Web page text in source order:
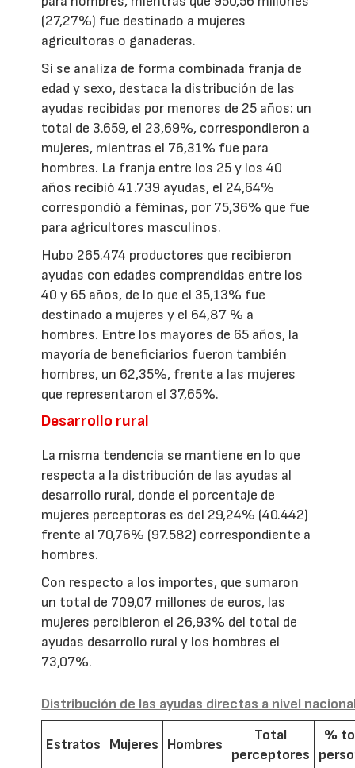
(27,27%) fue destinado a mujeres
agricultoras o ganaderas.
Si se analiza de forma combinada franja de
edad y sexo, destaca la distribución de las
ayudas recibidas por menores de 25 años: un
total de 3.659, el 23,69%, correspondieron a
mujeres, mientras el 76,31% fue para
hombres. La franja entre los 25 y los 40
años recibió 41.739 ayudas, el 24,64%
correspondió a féminas, por 75,36% que fue
para agricultores masculinos.
Hubo 265.474 productores que recibieron
ayudas con edades comprendidas entre los
40 y 65 años, de lo que el 35,13% fue
destinado a mujeres y el 64,87 % a
hombres. Entre los mayores de 65 años, la
mayoría de beneficiarios fueron también
hombres, un 62,35%, frente a las mujeres
que representaron el 37,65%.
Desarrollo rural
La misma tendencia se mantiene en lo que
respecta a la distribución de las ayudas al
desarrollo rural, donde el porcentaje de
mujeres perceptoras es del 29,24% (40.442)
frente al 70,76% (97.582) correspondiente a
hombres.
Con respecto a los importes, que sumaron
un total de 709,07 millones de euros, las
mujeres percibieron el 26,93% del total de
ayudas desarrollo rural y los hombres el
73,07%.
Distribución de las ayudas directas a nivel
Estratos Mujeres Hombres
Total
perceptores
%